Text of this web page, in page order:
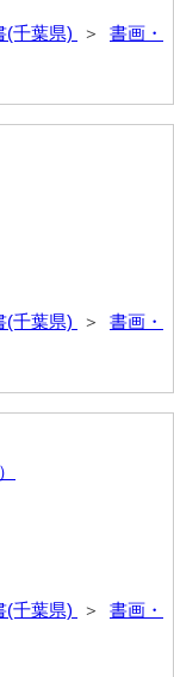
(千葉県) ＞ 書画・
(千葉県) ＞ 書画・
(千葉県) ＞ 書画・